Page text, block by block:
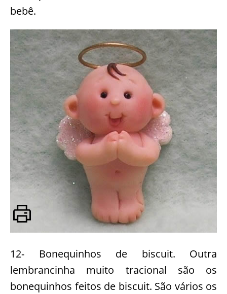
bebê.
12- Bonequinhos de biscuit. Outra
lembrancinha muito tracional são os
bonequinhos feitos de biscuit. São vários os